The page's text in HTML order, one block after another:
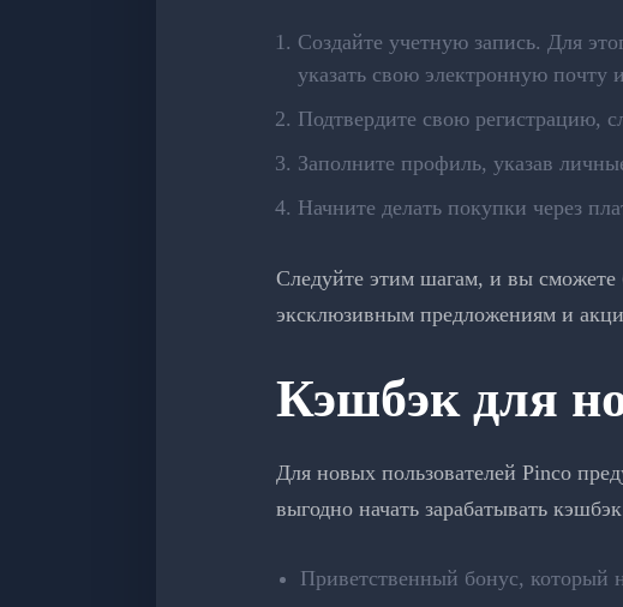
Создайте учетную запись. Для
указать свою электронную почту
Подтвердите свою регистрацию,
Заполните профиль, указав
Начните делать покупки через
Следуйте этим шагам, и вы сможете
эксклюзивным предложениям и
Кэшбэк для
Для новых пользователей Pinco
выгодно начать зарабатывать
Приветственный бонус, который